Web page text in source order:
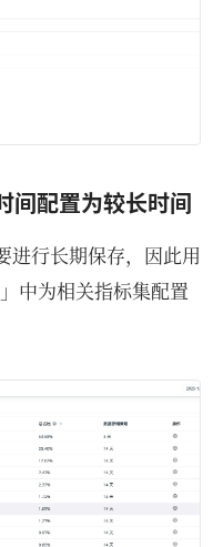
间配置为较长时间
进行长期保存，因此用
中为相关指标集配置